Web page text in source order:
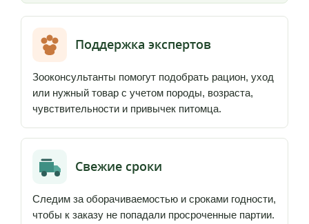
Поддержка экспертов
Зооконсультанты помогут подобрать рацион, уход
или нужный товар с учетом породы, возраста,
чувствительности и привычек питомца.
Свежие сроки
Следим за оборачиваемостью и сроками годности,
чтобы к заказу не попадали просроченные партии.